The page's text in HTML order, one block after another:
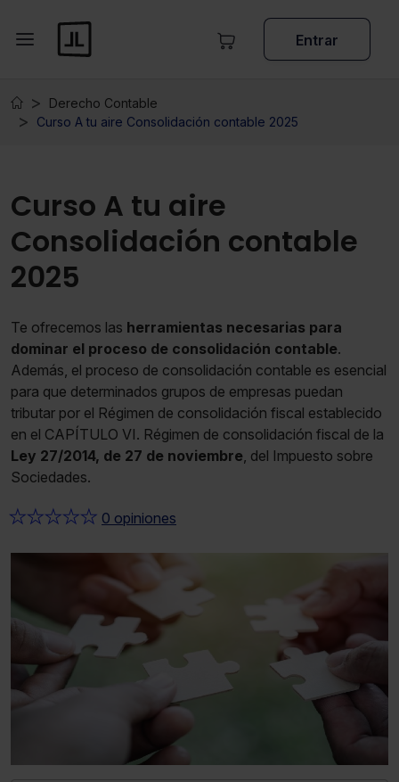
Entrar
Derecho Contable
Curso A tu aire Consolidación contable 2025
Curso A tu aire
Consolidación contable
2025
Te ofrecemos las herramientas necesarias para
dominar el proceso de consolidación contable.
Además, el proceso de consolidación contable es esencial
para que determinados grupos de empresas puedan
tributar por el Régimen de consolidación fiscal establecido
en el CAPÍTULO VI. Régimen de consolidación fiscal de la
Ley 27/2014, de 27 de noviembre, del Impuesto sobre
Sociedades.
★★★★★ 0 opiniones